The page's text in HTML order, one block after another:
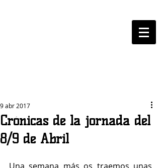
Crónicas de la jornada del
8/9 de Abril
9 abr 2017